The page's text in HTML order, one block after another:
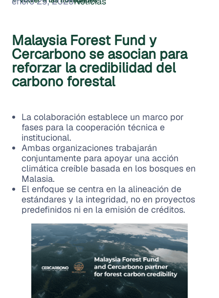
Malaysia Forest Fund y
Cercarbono se asocian para
reforzar la credibilidad del
carbono forestal
La colaboración establece un marco por
fases para la cooperación técnica e
institucional.
Ambas organizaciones trabajarán
conjuntamente para apoyar una acción
climática creíble basada en los bosques en
Malasia.
El enfoque se centra en la alineación de
estándares y la integridad, no en proyectos
predefinidos ni en la emisión de créditos.